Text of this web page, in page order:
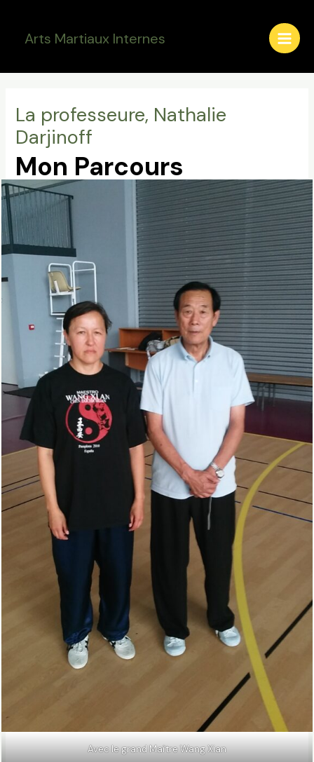
contenuArts Martiaux Internes
La professeure, Nathalie
Darjinoff
Mon Parcours
Avec le grand Maître Wang Xian